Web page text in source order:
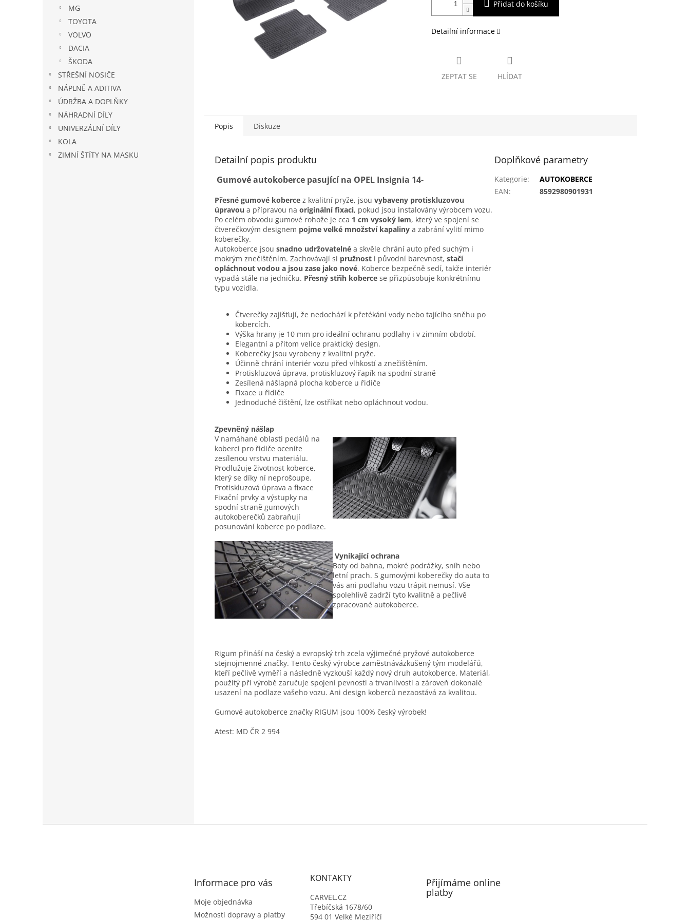
MG
TOYOTA
VOLVO
DACIA
ŠKODA
STŘEŠNÍ NOSIČE
NÁPLNĚ A ADITIVA
ÚDRŽBA A DOPLŇKY
NÁHRADNÍ DÍLY
UNIVERZÁLNÍ DÍLY
KOLA
ZIMNÍ ŠTÍTY NA MASKU
Přidat do košíku
Detailní informace
ZEPTAT SE HLÍDAT
Popis Diskuze
Detailní popis produktu
Gumové autokoberce pasující na OPEL Insignia 14-
Přesné gumové koberce z kvalitní pryže, jsou vybaveny protiskluzovou
úpravou a přípravou na originální fixaci, pokud jsou instalovány výrobcem vozu.
Po celém obvodu gumové rohože je cca 1 cm vysoký lem, který ve spojení se
čtverečkovým designem pojme velké množství kapaliny a zabrání vylití mimo
koberečky.
Autokoberce jsou snadno udržovatelné a skvěle chrání auto před suchým i
mokrým znečištěním. Zachovávají si pružnost i původní barevnost, stačí
opláchnout vodou a jsou zase jako nové. Koberce bezpečně sedí, takže interiér
vypadá stále na jedničku. Přesný střih koberce se přizpůsobuje konkrétnímu
typu vozidla.
Čtverečky zajišťují, že nedochází k přetékání vody nebo tajícího sněhu po
kobercích.
Výška hrany je 10 mm pro ideální ochranu podlahy i v zimním období.
Elegantní a přitom velice praktický design.
Koberečky jsou vyrobeny z kvalitní pryže.
Účinně chrání interiér vozu před vlhkostí a znečištěním.
Protiskluzová úprava, protiskluzový řapík na spodní straně
Zesílená nášlapná plocha koberce u řidiče
Fixace u řidiče
Jednoduché čištění, lze ostříkat nebo opláchnout vodou.
Zpevněný nášlap
V namáhané oblasti pedálů na
koberci pro řidiče oceníte
zesílenou vrstvu materiálu.
Prodlužuje životnost koberce,
který se díky ní neprošoupe.
Protiskluzová úprava a fixace
Fixační prvky a výstupky na
spodní straně gumových
autokoberečků zabraňují
posunování koberce po podlaze.
Vynikající ochrana
Boty od bahna, mokré podrážky, sníh nebo
letní prach. S gumovými koberečky do auta to
vás ani podlahu vozu trápit nemusí. Vše
spolehlivě zadrží tyto kvalitně a pečlivě
zpracované autokoberce.
Rigum přináší na český a evropský trh zcela výjimečné pryžové autokoberce
stejnojmenné značky. Tento český výrobce zaměstnávázkušený tým modelářů,
kteří pečlivě vyměří a následně vyzkouší každý nový druh autokoberce. Materiál,
použitý při výrobě zaručuje spojení pevnosti a trvanlivosti a zároveň dokonalé
usazení na podlaze vašeho vozu. Ani design koberců nezaostává za kvalitou.
Gumové autokoberce značky RIGUM jsou 100% český výrobek!
Atest: MD ČR 2 994
Doplňkové parametry
Kategorie:
AUTOKOBERCE
EAN: 8592980901931
Informace pro vás
Moje objednávka
Možnosti dopravy a platby
KONTAKTY
CARVEL.CZ
Třebíčská 1678/60
594 01 Velké Meziříčí
Přijímáme online
platby